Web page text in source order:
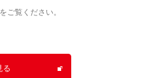
ご覧ください。
る